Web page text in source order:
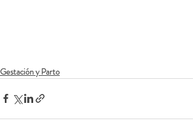
Gestación y Parto